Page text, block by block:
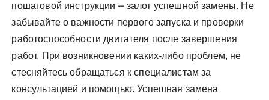
пошаговой инструкции ⎼ залог успешной замены. Не
забывайте о важности первого запуска и проверки
работоспособности двигателя после завершения
работ. При возникновении каких-либо проблем, не
стесняйтесь обращаться к специалистам за
консультацией и помощью. Успешная замена